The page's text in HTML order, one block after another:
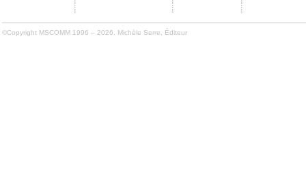
©Copyright MSCOMM 1996 – 2026. Michèle Serre, Éditeur